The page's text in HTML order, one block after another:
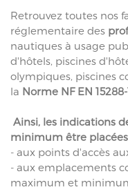
Retrouvez toutes nos
réglementaire des
nautiques à usage
d'hôtels, piscines
olympiques, piscines
la Norme NF EN 15288-
Ainsi, les indications
minimum être placées
- aux points d'accès
- aux emplacements
maximum et